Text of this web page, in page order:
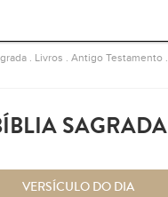
Livros .Antigo Testamento
SAGRADA
VERSÍCULO DO DIA